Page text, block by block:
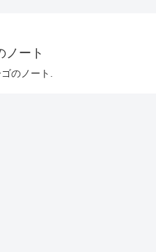
ノート
のノート.